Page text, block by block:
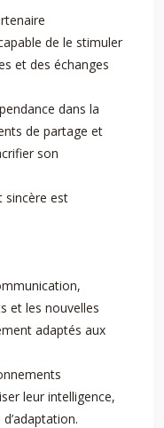
de le stimuler
et des échanges
dans la
de partage et
son
sincère est
et les nouvelles
adaptés aux
leur intelligence,